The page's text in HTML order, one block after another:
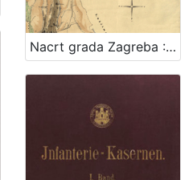
Nacrt grada Zagreba : 1898. / sastavio gradski gradjevni ured